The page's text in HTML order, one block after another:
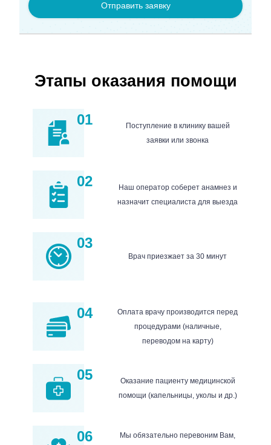
Отправить заявку
Этапы оказания помощи
01
Поступление в клинику вашей
заявки или звонка
02
Наш оператор соберет анамнез и
назначит специалиста для выезда
03
Врач приезжает за 30 минут
04
Оплата врачу производится перед
процедурами (наличные,
переводом на карту)
05
Оказание пациенту медицинской
помощи (капельницы, уколы и др.)
06
Мы обязательно перевоним Вам,